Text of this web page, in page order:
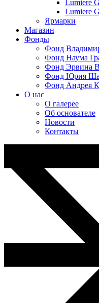
Lumiere
Lumiere
Ярмарки
Магазин
Фонды
Фонд
Фонд Наума
Фонд Эрвина
Фонд Юрия
Фонд Андрея
О нас
О галерее
Об основателе
Новости
Контакты